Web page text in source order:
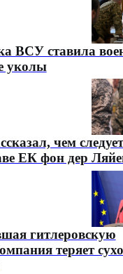
ВСУ ставила
уколы
чем следует
ЕК фон дер
гитлеровскую
теряет